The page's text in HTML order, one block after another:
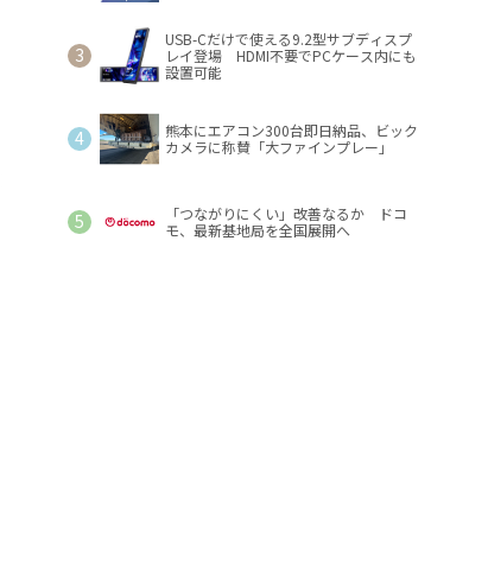
USB-Cだけで使える9.2型サブディスプ
レイ登場 HDMI不要でPCケース内にも
設置可能
熊本にエアコン300台即日納品、ビック
カメラに称賛「大ファインプレー」
「つながりにくい」改善なるか ドコ
モ、最新基地局を全国展開へ